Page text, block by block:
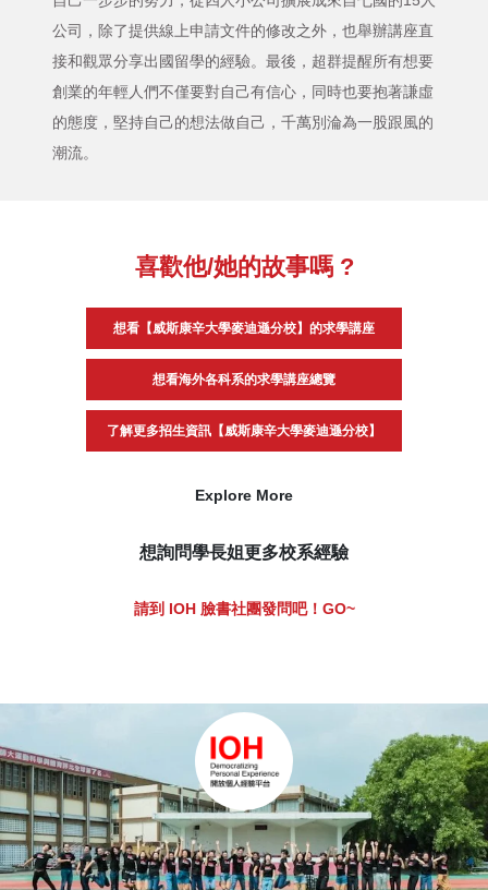
公司，除了提供線上申請文件的修改之外，也舉辦講座直
接和觀眾分享出國留學的經驗。最後，超群提醒所有想要
創業的年輕人們不僅要對自己有信心，同時也要抱著謙虛
的態度，堅持自己的想法做自己，千萬別淪為一股跟風的
潮流。
喜歡他/她的故事嗎 ?
想看【威斯康辛大學麥迪遜分校】的求學講座
想看海外各科系的求學講座總覽
了解更多招生資訊【威斯康辛大學麥迪遜分校】
Explore More
想詢問學長姐更多校系經驗
請到 IOH 臉書社團發問吧！GO~